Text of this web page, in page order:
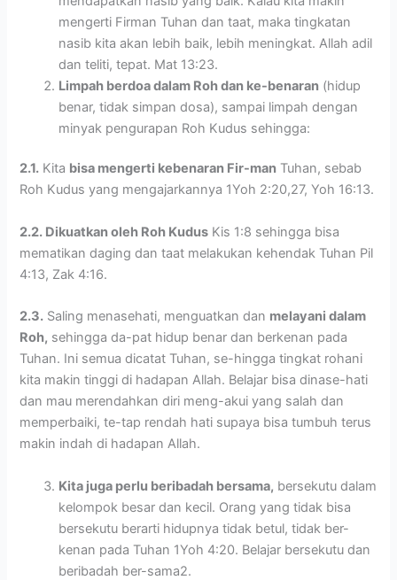
mengerti Firman Tuhan dan taat, maka tingkatan
nasib kita akan lebih baik, lebih meningkat. Allah adil
dan teliti, tepat. Mat 13:23.
Limpah berdoa dalam Roh dan ke-benaran (hidup
benar, tidak simpan dosa), sampai limpah dengan
minyak pengurapan Roh Kudus sehingga:
2.1. Kita bisa mengerti kebenaran Fir-man Tuhan, sebab
Roh Kudus yang mengajarkannya 1Yoh 2:20,27, Yoh 16:13.
2.2. Dikuatkan oleh Roh Kudus Kis 1:8 sehingga bisa
mematikan daging dan taat melakukan kehendak Tuhan Pil
4:13, Zak 4:16.
2.3. Saling menasehati, menguatkan dan melayani dalam
Roh, sehingga da-pat hidup benar dan berkenan pada
Tuhan. Ini semua dicatat Tuhan, se-hingga tingkat rohani
kita makin tinggi di hadapan Allah. Belajar bisa dinase-hati
dan mau merendahkan diri meng-akui yang salah dan
memperbaiki, te-tap rendah hati supaya bisa tumbuh terus
makin indah di hadapan Allah.
Kita juga perlu beribadah bersama, bersekutu dalam
kelompok besar dan kecil. Orang yang tidak bisa
bersekutu berarti hidupnya tidak betul, tidak ber-
kenan pada Tuhan 1Yoh 4:20. Belajar bersekutu dan
beribadah ber-sama2.